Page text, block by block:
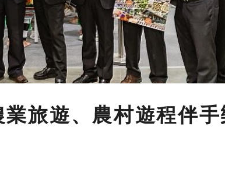
旅遊、農村遊程伴